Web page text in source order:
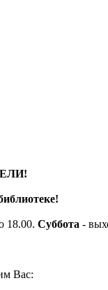
18.00. Суббота -
Вас: